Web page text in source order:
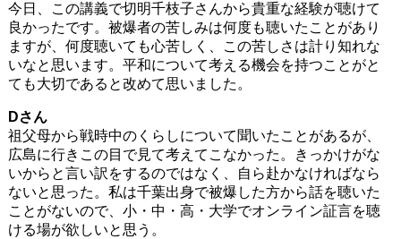
今日、この講義で切明千枝子さんから貴重な経験が聴けて
良かったです。被爆者の苦しみは何度も聴いたことがあり
ますが、何度聴いても心苦しく、この苦しさは計り知れな
いなと思います。平和について考える機会を持つことがと
ても大切であると改めて思いました。
Dさん
祖父母から戦時中のくらしについて聞いたことがあるが、
広島に行きこの目で見て考えてこなかった。きっかけがな
いからと言い訳をするのではなく、自ら赴かなければなら
ないと思った。私は千葉出身で被爆した方から話を聴いた
ことがないので、小・中・高・大学でオンライン証言を聴
ける場が欲しいと思う。